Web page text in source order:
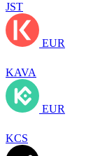
JST
EUR
KAVA
EUR
KCS